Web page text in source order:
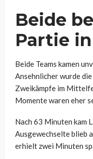
Beide
Partie
Beide Teams kamen
Ansehnlicher wurde
Zweikämpfe im
Momente waren eher
Nach 63 Minuten kam
Ausgewechselte blieb
erhielt zwei Minuten